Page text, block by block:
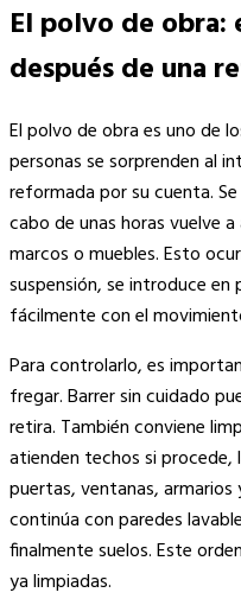
El polvo de obra:
después de una
El polvo de obra es uno de
personas se sorprenden al
reformada por su cuenta.
cabo de unas horas vuelve
marcos o muebles. Esto
suspensión, se introduce en
fácilmente con el
Para controlarlo, es
fregar. Barrer sin cuidado
retira. También conviene
atienden techos si procede,
puertas, ventanas, armarios
continúa con paredes
finalmente suelos. Este
ya limpiadas.